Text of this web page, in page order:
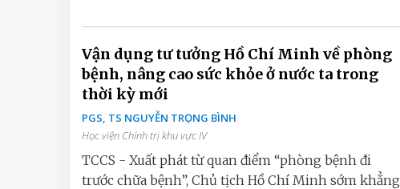
Vận dụng tư tưởng Hồ Chí Minh về phòng
bệnh, nâng cao sức khỏe ở nước ta trong
thời kỳ mới
PGS, TS NGUYỄN TRỌNG BÌNH
Học viện Chính trị khu vực IV
TCCS - Xuất phát từ quan điểm “phòng bệnh đi
trước chữa bệnh”, Chủ tịch Hồ Chí Minh sớm khẳng